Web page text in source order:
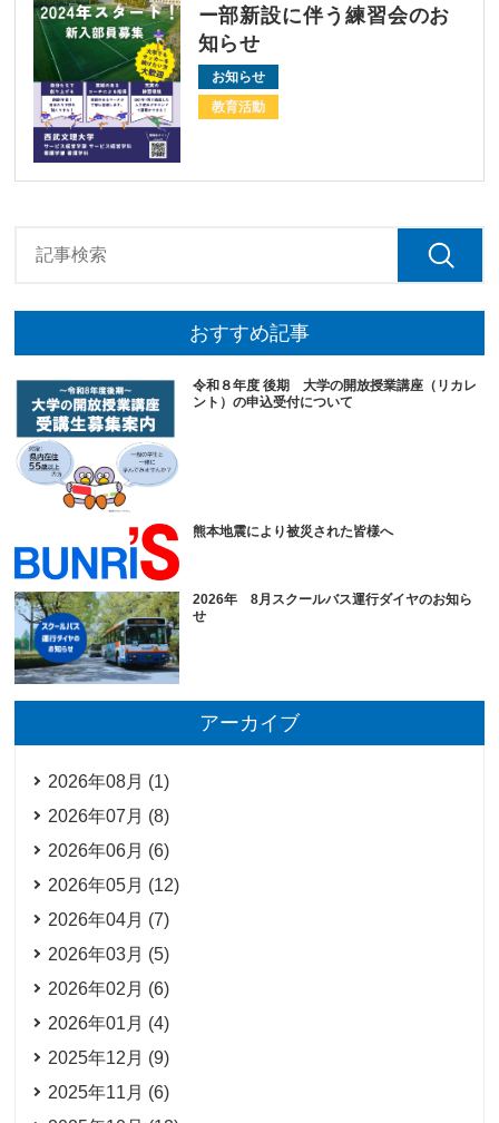
ー部新設に伴う練習会のお
知らせ
お知らせ
教育活動
おすすめ記事
令和８年度 後期 大学の開放授業講座（リカレ
ント）の申込受付について
熊本地震により被災された皆様へ
2026年 8月スクールバス運行ダイヤのお知ら
せ
アーカイブ
2026年08月 (1)
2026年07月 (8)
2026年06月 (6)
2026年05月 (12)
2026年04月 (7)
2026年03月 (5)
2026年02月 (6)
2026年01月 (4)
2025年12月 (9)
2025年11月 (6)